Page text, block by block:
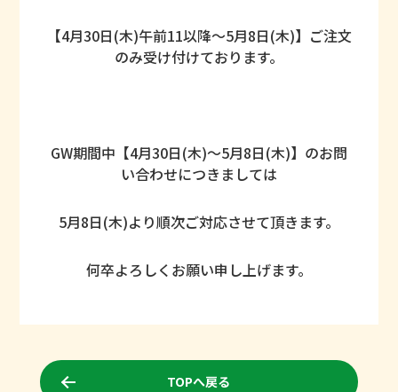
【4月30日(木)午前11以降～5月8日(木)】ご注文
のみ受け付けております。
GW期間中【4月30日(木)～5月8日(木)】のお問
い合わせにつきましては
5月8日(木)より順次ご対応させて頂きます。
何卒よろしくお願い申し上げます。
TOPへ戻る